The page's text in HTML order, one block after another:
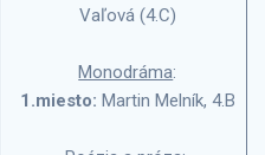
Vaľová (4.C)
Monodráma:
1.miesto: Martin Melník, 4.B